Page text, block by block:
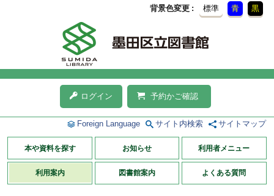
背景色変更 標準 青 黒
ログイン 予約かご確認
Foreign Language サイト内検索 サイトマップ
本や資料を探す お知らせ 利用者メニュー
利用案内 図書館案内 よくある質問